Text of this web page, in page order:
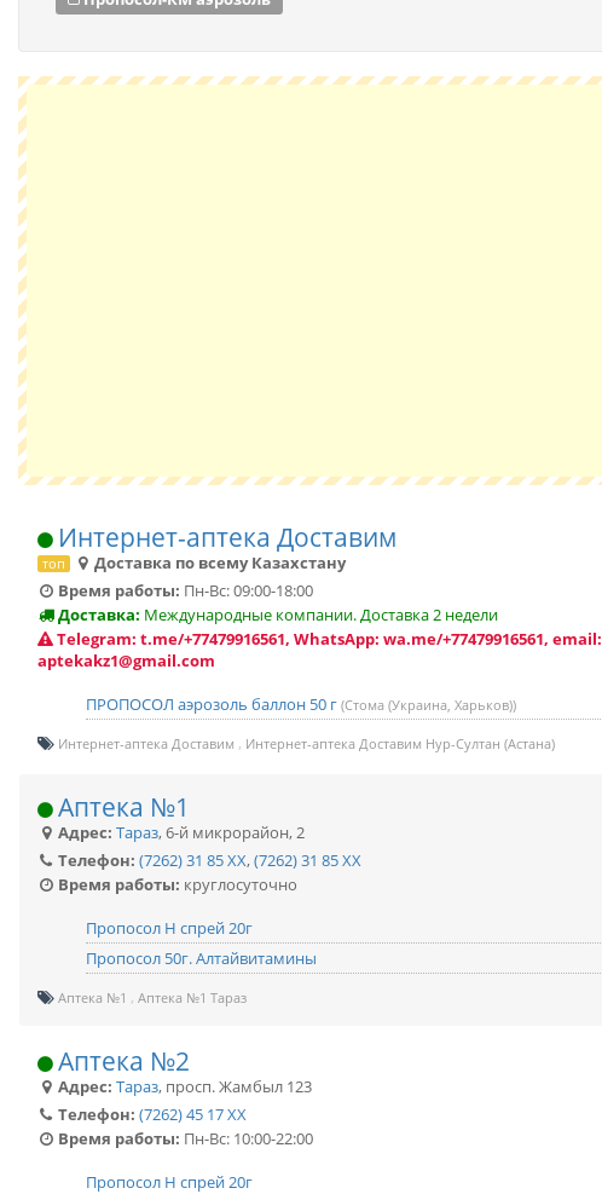
Интернет-аптека Доставим
топ
Доставка по всему Казахстану
Время работы: Пн-Вс: 09:00-18:00
Доставка: Международные компании. Доставка 2 недели
Telegram: t.me/+77479916561, WhatsApp: wa.me/+77479916561, email:
aptekakz1@gmail.com
ПРОПОСОЛ аэрозоль баллон 50 г (Стома (Украина, Харьков))
Интернет-аптека Доставим Интернет-аптека Доставим Нур-Султан (Астана)
Аптека №1
Адрес: Тараз,6-й микрорайон, 2
Телефон: (7262) 31 85 XX,(7262) 31 85 XX
Время работы: круглосуточно
Пропосол Н спрей 20г
Пропосол 50г. Алтайвитамины
Аптека №1 Аптека №1 Тараз
Аптека №2
Адрес: Тараз, просп. Жамбыл 123
Телефон: (7262) 45 17 XX
Время работы: Пн-Вс: 10:00-22:00
Пропосол Н спрей 20г